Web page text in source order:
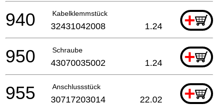
Kabelklemmstück +
940 32431042008 1.24
Schraube +
950 43070035002 1.24
Anschlussstück +
955 30717203014 22.02